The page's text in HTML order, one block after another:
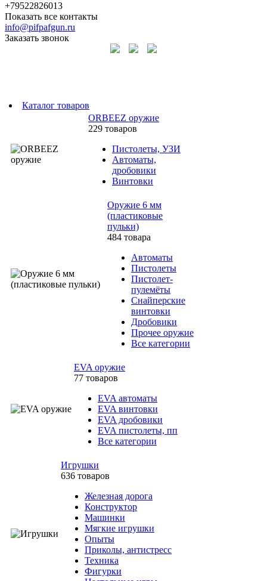
+79522826013
Показать все контакты
info@pifpafgun.ru
Заказать звонок
Каталог товаров
ORBEEZ оружие
229 товаров
Пистолеты, УЗИ
Автоматы,
дробовики
Винтовки
Оружие 6 мм
(пластиковые
пульки)
484 товара
Автоматы
Пистолеты
Пистолет-
пулемёты
Снайперские
винтовки
Дробовики
Прочее оружие
Все категории
EVA оружие
77 товаров
EVA автоматы
EVA винтовки
EVA дробовики
EVA пистолеты, пп
Все категории
Игрушки
636 товаров
Железная дорога
Конструктор
Машинки
Мягкие игрушки
Опыты
Приколы, антистресс
Техника
Фигурки